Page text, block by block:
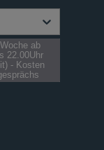
ab
22.00Uhr
- Kosten